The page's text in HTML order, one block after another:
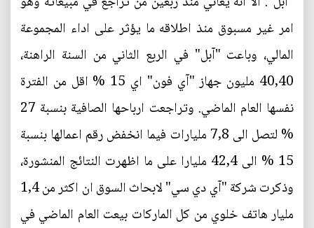
امر غير مسبوق منذ اطلاقه ما يؤثر على اداء المجموعة
المالي، وباعت "آبل" في الربع الثاني من السنة الراهنة،
40,40 مليون جهاز "آي فون" اي 15 % اقل من الفترة
نفسها العام الماضي. وتراجعت ارباحها الصافية بنسبة 27
% لتصل الى 7,8 مليارات فيما انخفض رقم اعمالها بنسبة
15 % الى 42,4 مليارا على ما اظهرت النتائج المنشورة،
وذكرت شركة "آي دي سي" لابحاث السوق ان اكثر من 1,4
مليار هاتف خلوي من كل الماركات بيعت العام الماضي في